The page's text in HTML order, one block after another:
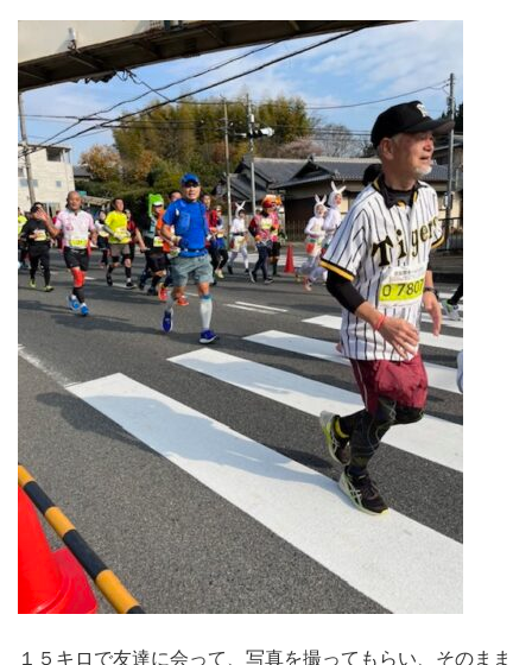
１５キロで友達に会って、写真を撮ってもらい、そのまま